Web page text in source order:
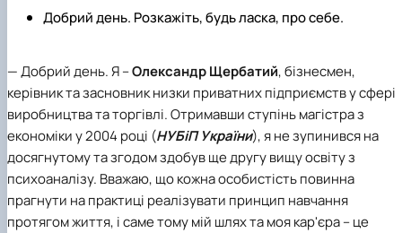
Добрий день. Розкажіть, будь ласка, про себе.
—Добрий день. Я –Олександр Щербатий, бізнесмен,
керівник та засновник низки приватних підприємств у сфері
виробництва та торгівлі. Отримавши ступінь магістра з
економіки у 2004 році (НУБіП України), я не зупинився на
досягнутому та згодом здобув ще другу вищу освіту з
психоаналізу. Вважаю, що кожна особистість повинна
прагнути на практиці реалізувати принцип навчання
протягом життя, і саме тому мій шлях та моя кар'єра – це